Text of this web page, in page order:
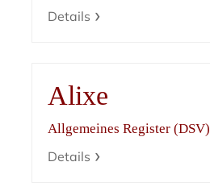
Details
Alixe
Allgemeines Register (DSV)
Details